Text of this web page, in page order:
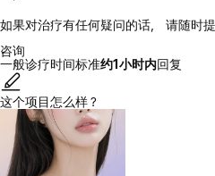
如果对治疗有任何疑问的话， 请随时
咨询
一般诊疗时间标准约1小时内回复
这个项目怎么样？